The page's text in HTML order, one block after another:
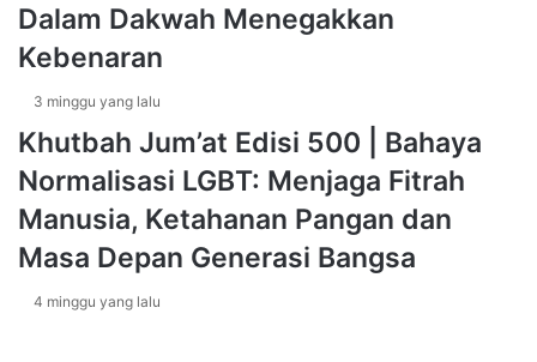
R
a
a
d
h
a
B
e
s
A
H
T
E
A
Dalam Dakwah Menegakkan
Kebenaran
3 minggu yang lalu
Khutbah Jum’at Edisi 500 | Bahaya
Normalisasi LGBT: Menjaga Fitrah
Manusia, Ketahanan Pangan dan
Masa Depan Generasi Bangsa
4 minggu yang lalu